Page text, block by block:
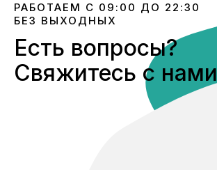
РАБОТАЕМ С 09:00 ДО 22:30
БЕЗ ВЫХОДНЫХ
Есть вопросы?
Свяжитесь с нами